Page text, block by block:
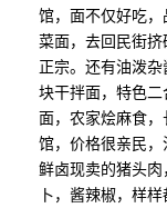
馆，面不仅好吃
菜面，去回民街
正宗。还有油泼
块干拌面，特色
面，农家烩麻食
馆，价格很亲民
鲜卤现卖的猪头
卜，酱辣椒，样